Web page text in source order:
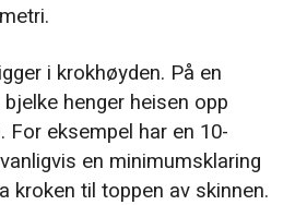
i krokhøyden. På en
henger heisen opp
For eksempel har en 10-
en minimumsklaring
kroken til toppen av skinnen.